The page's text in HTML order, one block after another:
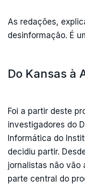
As redações,
desinformação. É
Do Kansas à
Foi a partir deste
investigadores do
Informática do
decidiu partir.
jornalistas não vão
parte central do